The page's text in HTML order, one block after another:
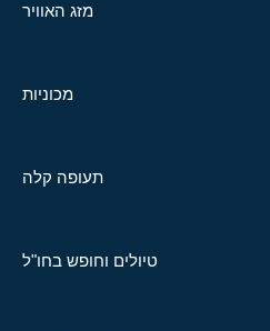
מזג האוויר
מכוניות
תעופה קלה
טיולים וחופש בחו"ל